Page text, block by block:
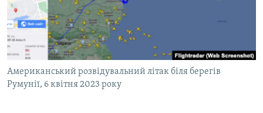
ВІДЕОУРОКИ «ELIFBE»
СВІДЧЕННЯ ОКУПАЦІЇ
УКРАЇНСЬКА ПРОБЛЕМА КРИМУ
ІНФОГРАФІКА
Русский
Qırımtatar
ДОЛУЧАЙСЯ!
Американський розвідувальний літак біля берегів
Румунії, 6 квітня 2023 року